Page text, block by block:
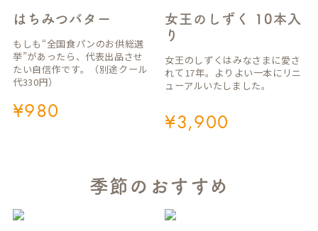
はちみつバター
¥980
もしも“全国食パンのお供総選
挙”があったら、代表出品させ
たい自信作です。（別途クール
代330円）
女王のしずく 10本入
り
¥3,900
女王のしずくはみなさまに愛さ
れて17年。よりよい一本にリニ
ューアルいたしました。
季節のおすすめ